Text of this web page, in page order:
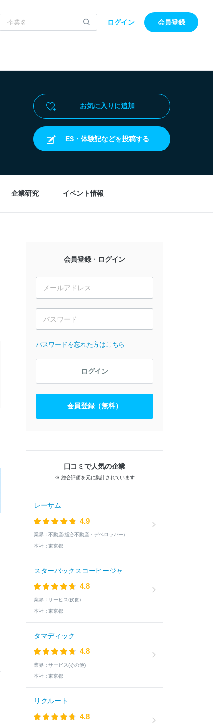
ログイン 会員登録
お気に入りに追加
ES・体験記などを投稿する
企業研究 イベント情報
会員登録・ログイン
パスワードを忘れた方はこちら
ログイン
会員登録（無料）
口コミで人気の企業
※ 総合評価を元に集計されています
レーサム
4.9
業界： 不動産(総合不動産・デベロッパー)
本社： 東京都
4.8
業界： サービス(飲食)
本社： 東京都
タマディック
4.8
業界： サービス(その他)
本社： 東京都
リクルート
4.8